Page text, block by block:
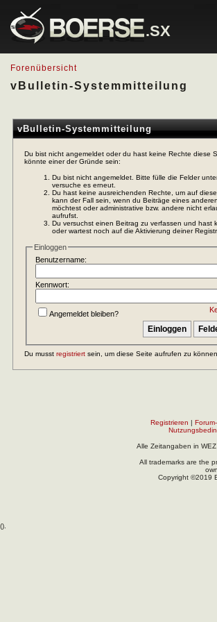
.SX
Forenübersicht
vBulletin-Systemmitteilung
vBulletin-Systemmitteilung
Du bist nicht angemeldet oder du hast keine Rechte diese
könnte einer der Gründe sein:
Du bist nicht angemeldet. Bitte fülle die Felder
versuche es erneut.
Du hast keine ausreichenden Rechte, um auf
kann der Fall sein, wenn du Beiträge eines
möchtest oder administrative bzw. andere nicht
aufrufst.
Du versuchst einen Beitrag zu verfassen und hast
oder wartest noch auf die Aktivierung deiner
Einloggen
Benutzername:
Kennwort:
Angemeldet bleiben?
Du musst registriert sein, um diese Seite aufrufen zu
Registrieren |
Alle Zeitangaben in
All trademarks are the
Copyright ©2019
().